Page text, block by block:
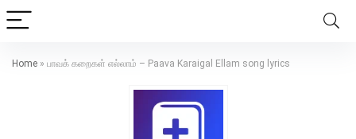
Home » பாவக் கறைகள் எல்லாம் – Paava Karaigal Ellam song lyrics